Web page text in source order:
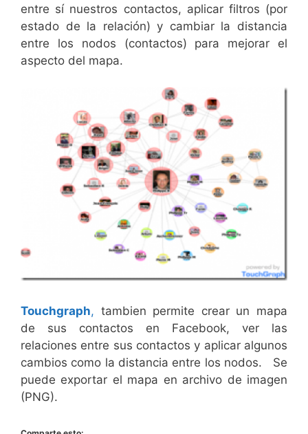
entre sí nuestros contactos, aplicar filtros (por
estado de la relación) y cambiar la distancia
entre los nodos (contactos) para mejorar el
aspecto del mapa.
Touchgraph, tambien permite crear un mapa
de sus contactos en Facebook, ver las
relaciones entre sus contactos y aplicar algunos
cambios como la distancia entre los nodos. Se
puede exportar el mapa en archivo de imagen
(PNG).